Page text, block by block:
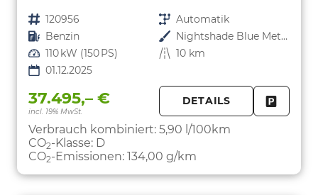
Fahrzeugnr. 120956 Getriebe Automatik
Kraftstoff Benzin Außenfarbe
Nightshade Blue Metallic
Leistung 110 kW (150 PS) Kilometerstand 10 km
01.12.2025
37.495,– €
incl. 19% MwSt.
DETAILS
Verbrauch kombiniert: 5,90 l/100km
CO2-Klasse: D
CO2-Emissionen: 134,00 g/km